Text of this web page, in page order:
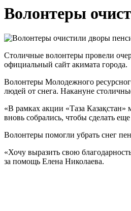
Волонтеры
Столичные волонтеры провели
официальный сайт акимата города.
Волонтеры Молодежного
людей от снега. Накануне
«В рамках акции «Таза
вновь собрались, чтобы сделать
Волонтеры помогли убрать снег
«Хочу выразить свою
за помощь Елена Николаева.